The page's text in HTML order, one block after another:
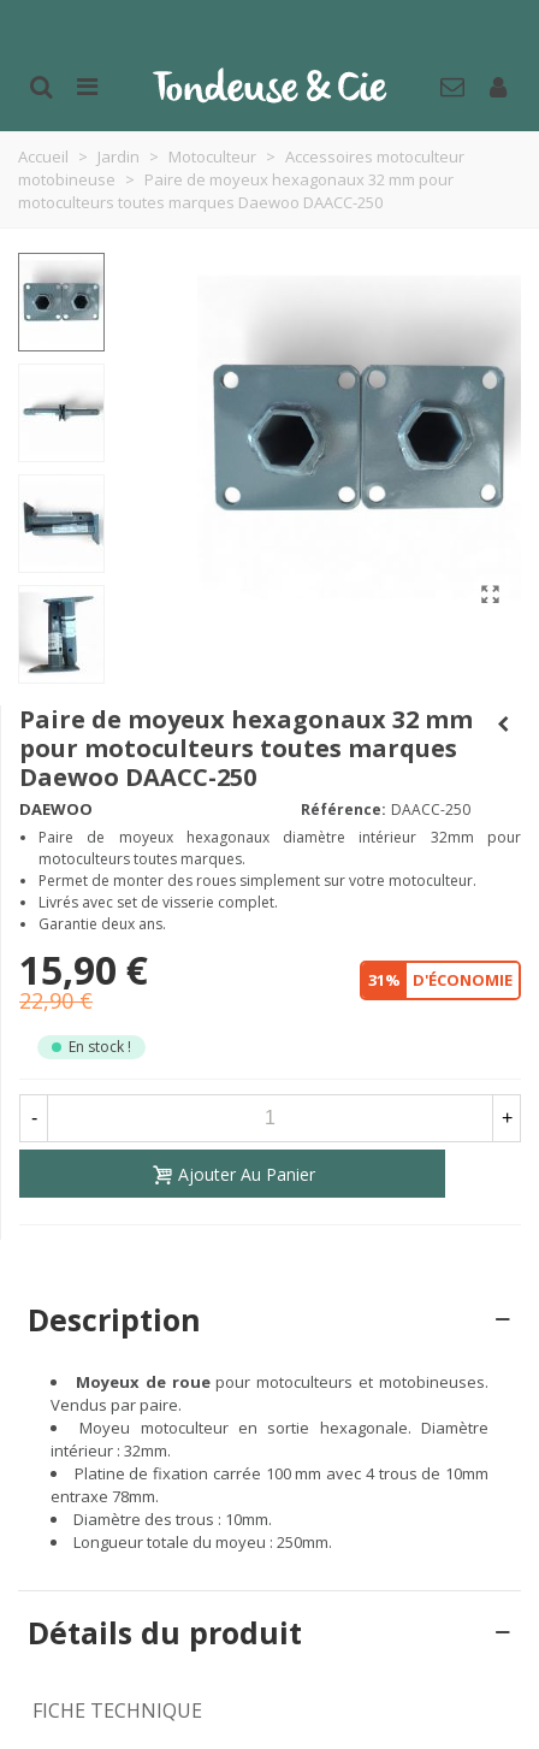
Accueil > Jardin > Motoculteur > Accessoires motoculteur
motobineuse > Paire de moyeux hexagonaux 32 mm pour
motoculteurs toutes marques Daewoo DAACC-250
Paire de moyeux hexagonaux 32 mm
pour motoculteurs toutes marques
Daewoo DAACC-250
DAEWOO Référence: DAACC-250
Paire de moyeux hexagonaux diamètre intérieur 32mm pour
motoculteurs toutes marques.
Permet de monter des roues simplement sur votre motoculteur.
Livrés avec set de visserie complet.
Garantie deux ans.
15,90 €
22,90 €
31% D'ÉCONOMIE
En stock !
- +
Ajouter Au Panier
Description
Moyeux de rouepour motoculteurs et motobineuses.
Vendus par paire.
Moyeu motoculteur en sortie hexagonale. Diamètre
intérieur : 32mm.
Platine de fixation carrée 100 mm avec 4 trous de 10mm
entraxe 78mm.
Diamètre des trous : 10mm.
Longueur totale du moyeu : 250mm.
Détails du produit
FICHE TECHNIQUE